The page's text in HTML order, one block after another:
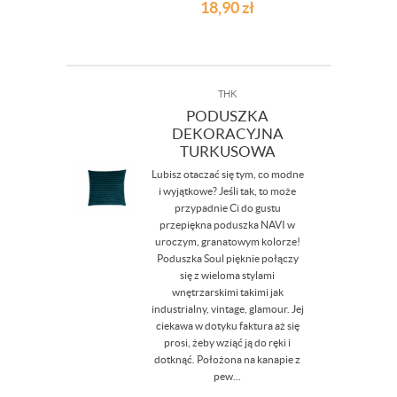
18,90zł
THK
PODUSZKA
DEKORACYJNA
TURKUSOWA
Lubisz otaczać się tym, co modne
i wyjątkowe? Jeśli tak, to może
przypadnie Ci do gustu
przepiękna poduszka NAVI w
uroczym, granatowym kolorze!
Poduszka Soul pięknie połączy
się z wieloma stylami
wnętrzarskimi takimi jak
industrialny, vintage, glamour. Jej
ciekawa w dotyku faktura aż się
prosi, żeby wziąć ją do ręki i
dotknąć. Położona na kanapie z
pew...